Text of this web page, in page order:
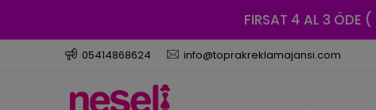
FIRSAT 4 AL 3
05414868624 info@toprakreklamajansi.com